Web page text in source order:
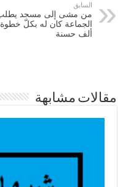
السابق
من مشى إلى مسجد
الجماعة كان له بكلّ
ألف حسنة
مقالات مشابهة